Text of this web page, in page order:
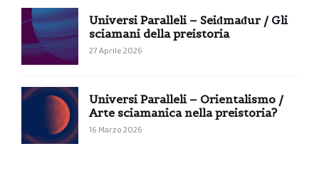
Universi Paralleli – Seiđmađur / Gli
sciamani della preistoria
27 Aprile 2026
Universi Paralleli – Orientalismo /
Arte sciamanica nella preistoria?
16 Marzo 2026